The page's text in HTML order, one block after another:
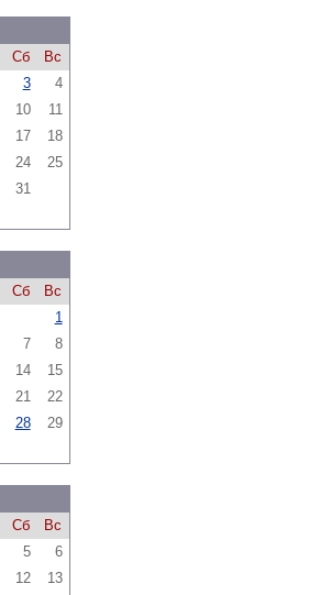
Сб
Вс
3
4
10
11
17
18
24
25
31
Сб
Вс
1
7
8
14
15
21
22
28
29
Сб
Вс
5
6
12
13